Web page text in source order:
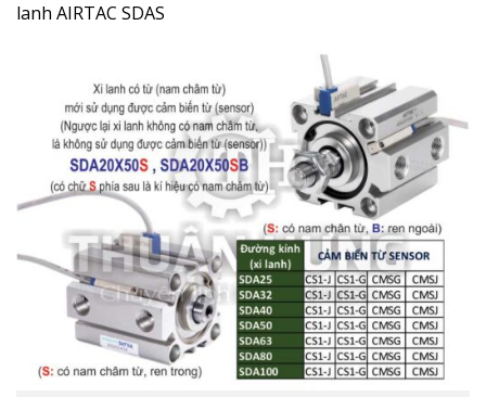
lanh AIRTAC SDAS